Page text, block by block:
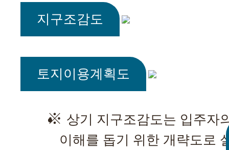
지구조감도
토지이용계획도
상기 지구조감도는 입주자
이해를 돕기 위한 개략도로